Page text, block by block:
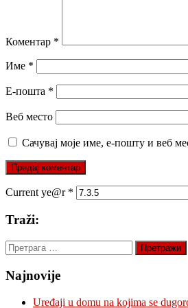
Коментар *
Име *
Е-пошта *
Веб место
Сачувај моје име, е-пошту и веб
Current ye@r *
Traži:
Претрага
за:
Najnovije
Uređaji u domu na kojima se